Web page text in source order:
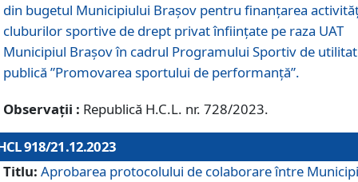
din bugetul Municipiului Brașov pentru finanțarea
cluburilor sportive de drept privat înființate pe raza UAT
Municipiul Brașov în cadrul Programului Sportiv de
publică ”Promovarea sportului de performanță”.
Observații : Republică H.C.L. nr. 728/2023.
918/21.12.2023
Titlu: Aprobarea protocolului de colaborare între